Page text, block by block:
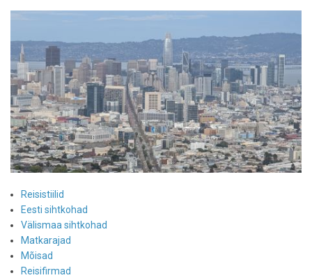
Reisistiilid
Eesti sihtkohad
Välismaa sihtkohad
Matkarajad
Mõisad
Reisifirmad